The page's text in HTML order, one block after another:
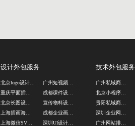
设计外包服务
北京logo设计公司
重庆平面插画设计公司
北京长图设计公司
上海插画海报设计
上海微信SVG制作设计
技术外包服务
广州私域商城制作公司
北京小程序制作公司
贵阳私域商城开发公司
广州网站排名优化公司